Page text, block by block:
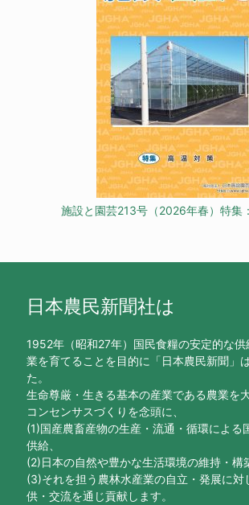
施設と園芸213号（2026年春）特集
日本農民新聞社は
1952年（昭和27年）国民食糧の安定的な
業を育てることを目的に「日本農民新聞」
た。
生命尊厳・生きる基本の産業である農業を
コンセンサスづくりを念頭に、
(1)国産農畜産物の生産・流通・循環による
供給、
(2)日本の自然や豊かな生活環境の維持・構
(3)それを担う農林水産業の自立・発展に対
供・交流を通じ貢献します。